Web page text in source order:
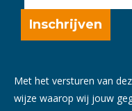
Met het versturen van
wijze waarop wij jouw